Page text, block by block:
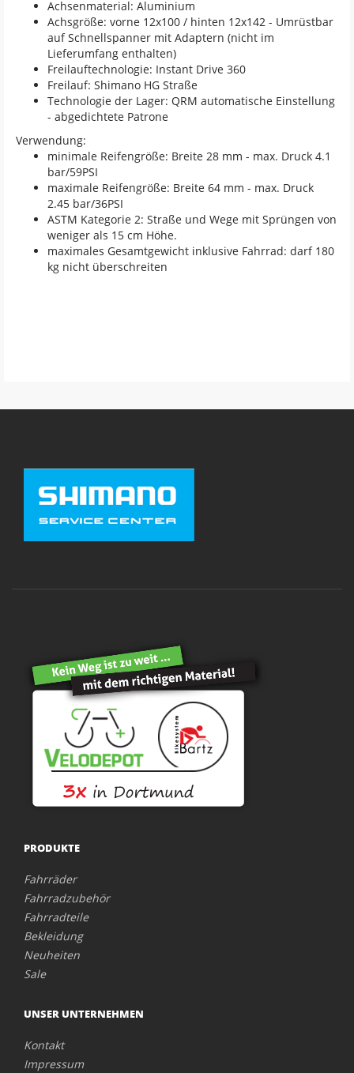
Achsenmaterial: Aluminium
Achsgröße: vorne 12x100 / hinten 12x142 - Umrüstbar
auf Schnellspanner mit Adaptern (nicht im
Lieferumfang enthalten)
Freilauftechnologie: Instant Drive 360
Freilauf: Shimano HG Straße
Technologie der Lager: QRM automatische Einstellung
- abgedichtete Patrone
Verwendung:
minimale Reifengröße: Breite 28 mm - max. Druck 4.1
bar/59PSI
maximale Reifengröße: Breite 64 mm - max. Druck
2.45 bar/36PSI
ASTM Kategorie 2: Straße und Wege mit Sprüngen von
weniger als 15 cm Höhe.
maximales Gesamtgewicht inklusive Fahrrad: darf 180
kg nicht überschreiten
PRODUKTE
Fahrräder
Fahrradzubehör
Fahrradteile
Bekleidung
Neuheiten
Sale
UNSER UNTERNEHMEN
Kontakt
Impressum